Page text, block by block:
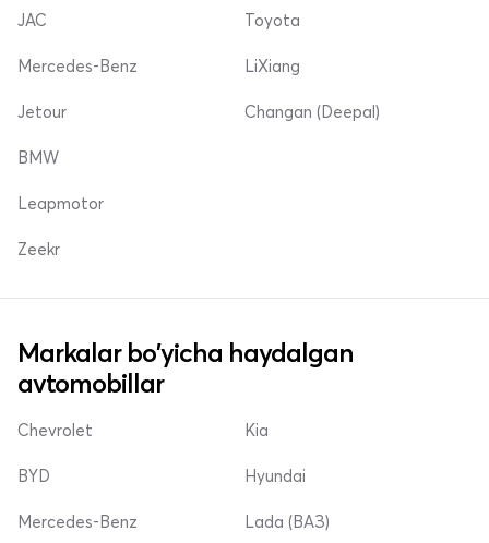
JAC
Mercedes-Benz
Jetour
Toyota
LiXiang
Changan (Deepal)
BMW
Leapmotor
Zeekr
Markalar bo'yicha haydalgan
avtomobillar
Chevrolet
BYD
Mercedes-Benz
Kia
Hyundai
Lada (ВАЗ)